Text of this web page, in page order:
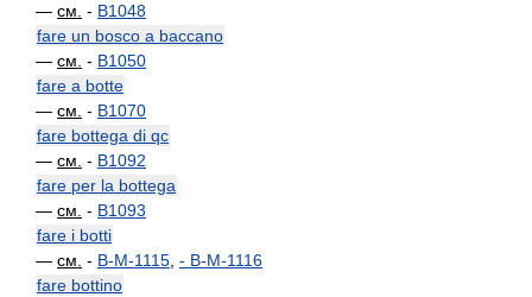
— см. - B1048
fare un bosco a baccano
— см. - B1050
fare a botte
— см. - B1070
fare bottega di qc
— см. - B1092
fare per la bottega
— см. - B1093
fare i botti
— см. - B-M-1115 - B-M-1116
fare bottino